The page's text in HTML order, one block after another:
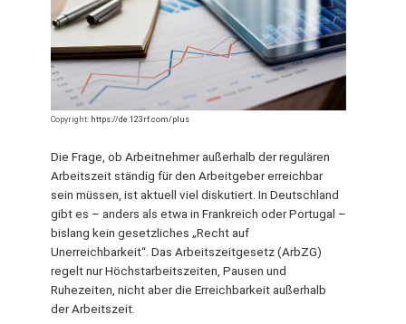
Copyright: https://de.123rf.com/plus
Die Frage, ob Arbeitnehmer außerhalb der regulären
Arbeitszeit ständig für den Arbeitgeber erreichbar
sein müssen, ist aktuell viel diskutiert. In Deutschland
gibt es – anders als etwa in Frankreich oder Portugal –
bislang kein gesetzliches „Recht auf
Unerreichbarkeit“. Das Arbeitszeitgesetz (ArbZG)
regelt nur Höchstarbeitszeiten, Pausen und
Ruhezeiten, nicht aber die Erreichbarkeit außerhalb
der Arbeitszeit.